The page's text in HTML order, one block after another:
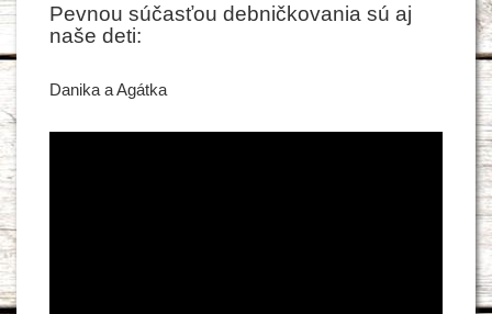
Pevnou súčasťou debničkovania sú aj
naše deti:
Danika a Agátka